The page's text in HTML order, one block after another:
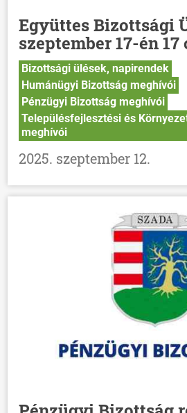
Együttes Bizottsági
szeptember 17-én
Bizottsági ülések, napirendek
Humánügyi Bizottság meghívói
Pénzügyi Bizottság meghívói
Településfejlesztési és
meghívói
2025. szeptember 12.